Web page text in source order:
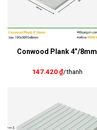
Conwood Plank 4”/8mm
147.420₫/thanh